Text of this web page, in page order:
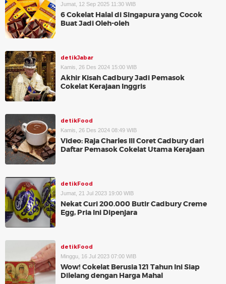
Jumat, 12 Sep 2025 11:30 WIB
6 Cokelat Halal di Singapura yang Cocok
Buat Jadi Oleh-oleh
detikJabar
Kamis, 26 Des 2024 15:00 WIB
Akhir Kisah Cadbury Jadi Pemasok
Cokelat Kerajaan Inggris
detikFood
Kamis, 26 Des 2024 08:49 WIB
Video: Raja Charles III Coret Cadbury dari
Daftar Pemasok Cokelat Utama Kerajaan
detikFood
Jumat, 21 Jul 2023 19:00 WIB
Nekat Curi 200.000 Butir Cadbury Creme
Egg, Pria Ini Dipenjara
detikFood
Minggu, 16 Jul 2023 07:00 WIB
Wow! Cokelat Berusia 121 Tahun Ini Siap
Dilelang dengan Harga Mahal